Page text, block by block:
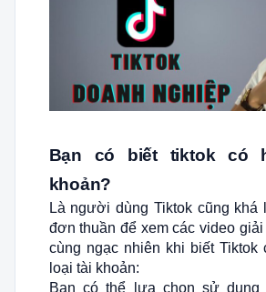
Bạn có biết tiktok có
khoản?
Là người dùng Tiktok cũng khá
đơn thuần để xem các video
cùng ngạc nhiên khi biết Tiktok
loại tài khoản:
Bạn có thể lựa chọn sử dụng